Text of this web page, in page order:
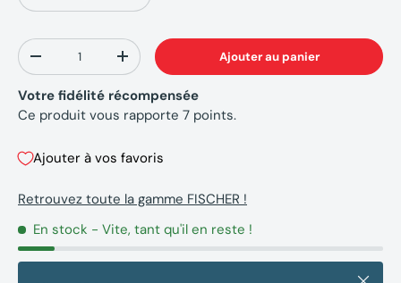
Qté
-
+ Ajouter au panier
Votre fidélité récompensée
Ce produit vous rapporte 7 points.
Ajouter à vos favoris
Retrouvez toute la gamme FISCHER !
En stock - Vite, tant qu'il en reste !